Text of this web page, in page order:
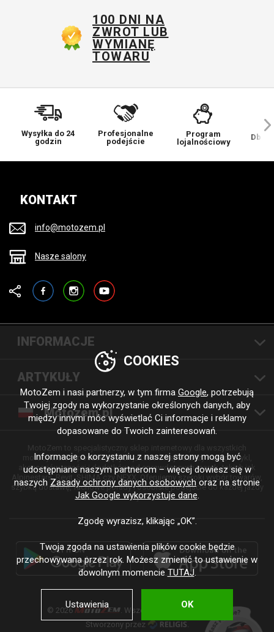
100 DNI NA
ZWROT LUB
WYMIANĘ
TOWARU
Wysyłka do 24
godzin
Profesjonalne
podejście
Program
lojalnościowy
KONTAKT
info@motozem.pl
Nasze salony
FacebookInstagramYouTube
INFORMACJE
ARTYKUŁY
Motozem.pl
motocyklistów poszukujących jakościowej odzieży na motocykl,
akcesoriów, części i dodatków od sprawdzonych marek, takich jak
Alpinestars, Revit, SHIMA czy NEXX. Oferujemy szeroki wybór towarów,
szybką dostawę, fachowe porady i osobiste podejście do każdej jazdy
i stylu.
© 2026
. Wszelkie prawa zastrzeżone.
Stworzony przez
.
COOKIES
MotoZem i nasi partnerzy, w tym firma Google, potrzebują
Twojej zgody na wykorzystanie określonych danych, aby
między innymi móc wyświetlać Ci informacje i reklamy
dopasowane do Twoich zainteresowań.
Informacje o korzystaniu z naszej strony mogą być
udostępniane naszym partnerom – więcej dowiesz się w
naszych Zasady ochrony danych osobowych oraz na stronie
Jak Google wykorzystuje dane.
Zgodę wyrazisz, klikając „OK”.
Twoja zgoda na ustawienia plików cookie będzie
przechowywana przez rok. Możesz zmienić to ustawienie w
dowolnym momencie TUTAJ.
Ustawienia OK